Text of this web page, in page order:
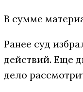
В сумме
Ранее суд
действий. Еще
дело